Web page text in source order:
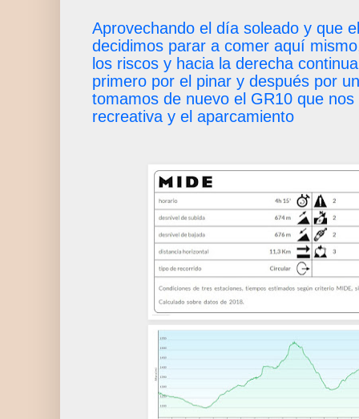
Aprovechando el día soleado y que
decidimos parar a comer aquí
los riscos y hacia la derecha
primero por el pinar y después por
tomamos de nuevo el GR10 que
recreativa y el aparcamiento